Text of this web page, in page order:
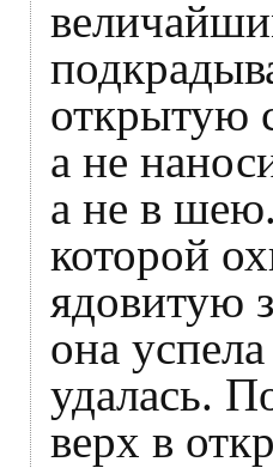
открытую
а не
а не в
которой
ядовитую
она
удалась.
верх в